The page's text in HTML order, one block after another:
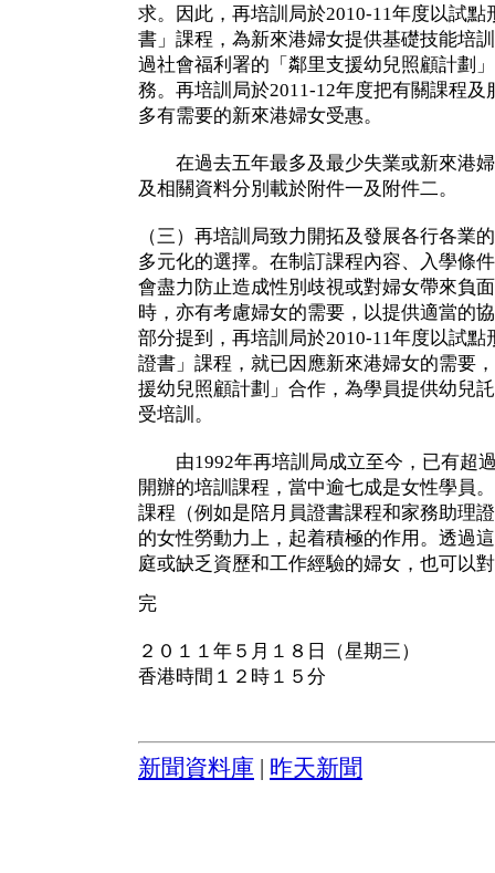
求。因此，再培訓局於2010-11年度以試
書」課程，為新來港婦女提供基礎技能培
過社會福利署的「鄰里支援幼兒照顧計劃
務。再培訓局於2011-12年度把有關課程
多有需要的新來港婦女受惠。
在過去五年最多及最少失業或新來港婦
及相關資料分別載於附件一及附件二。
（三）再培訓局致力開拓及發展各行各業
多元化的選擇。在制訂課程內容、入學條
會盡力防止造成性別歧視或對婦女帶來負
時，亦有考慮婦女的需要，以提供適當的
部分提到，再培訓局於2010-11年度以試
證書」課程，就已因應新來港婦女的需要
援幼兒照顧計劃」合作，為學員提供幼兒
受培訓。
由1992年再培訓局成立至今，已有超
開辦的培訓課程，當中逾七成是女性學員
課程（例如是陪月員證書課程和家務助理
的女性勞動力上，起着積極的作用。透過
庭或缺乏資歷和工作經驗的婦女，也可以
完
２０１１年５月１８日（星期三）
香港時間１２時１５分
新聞資料庫 昨天新聞